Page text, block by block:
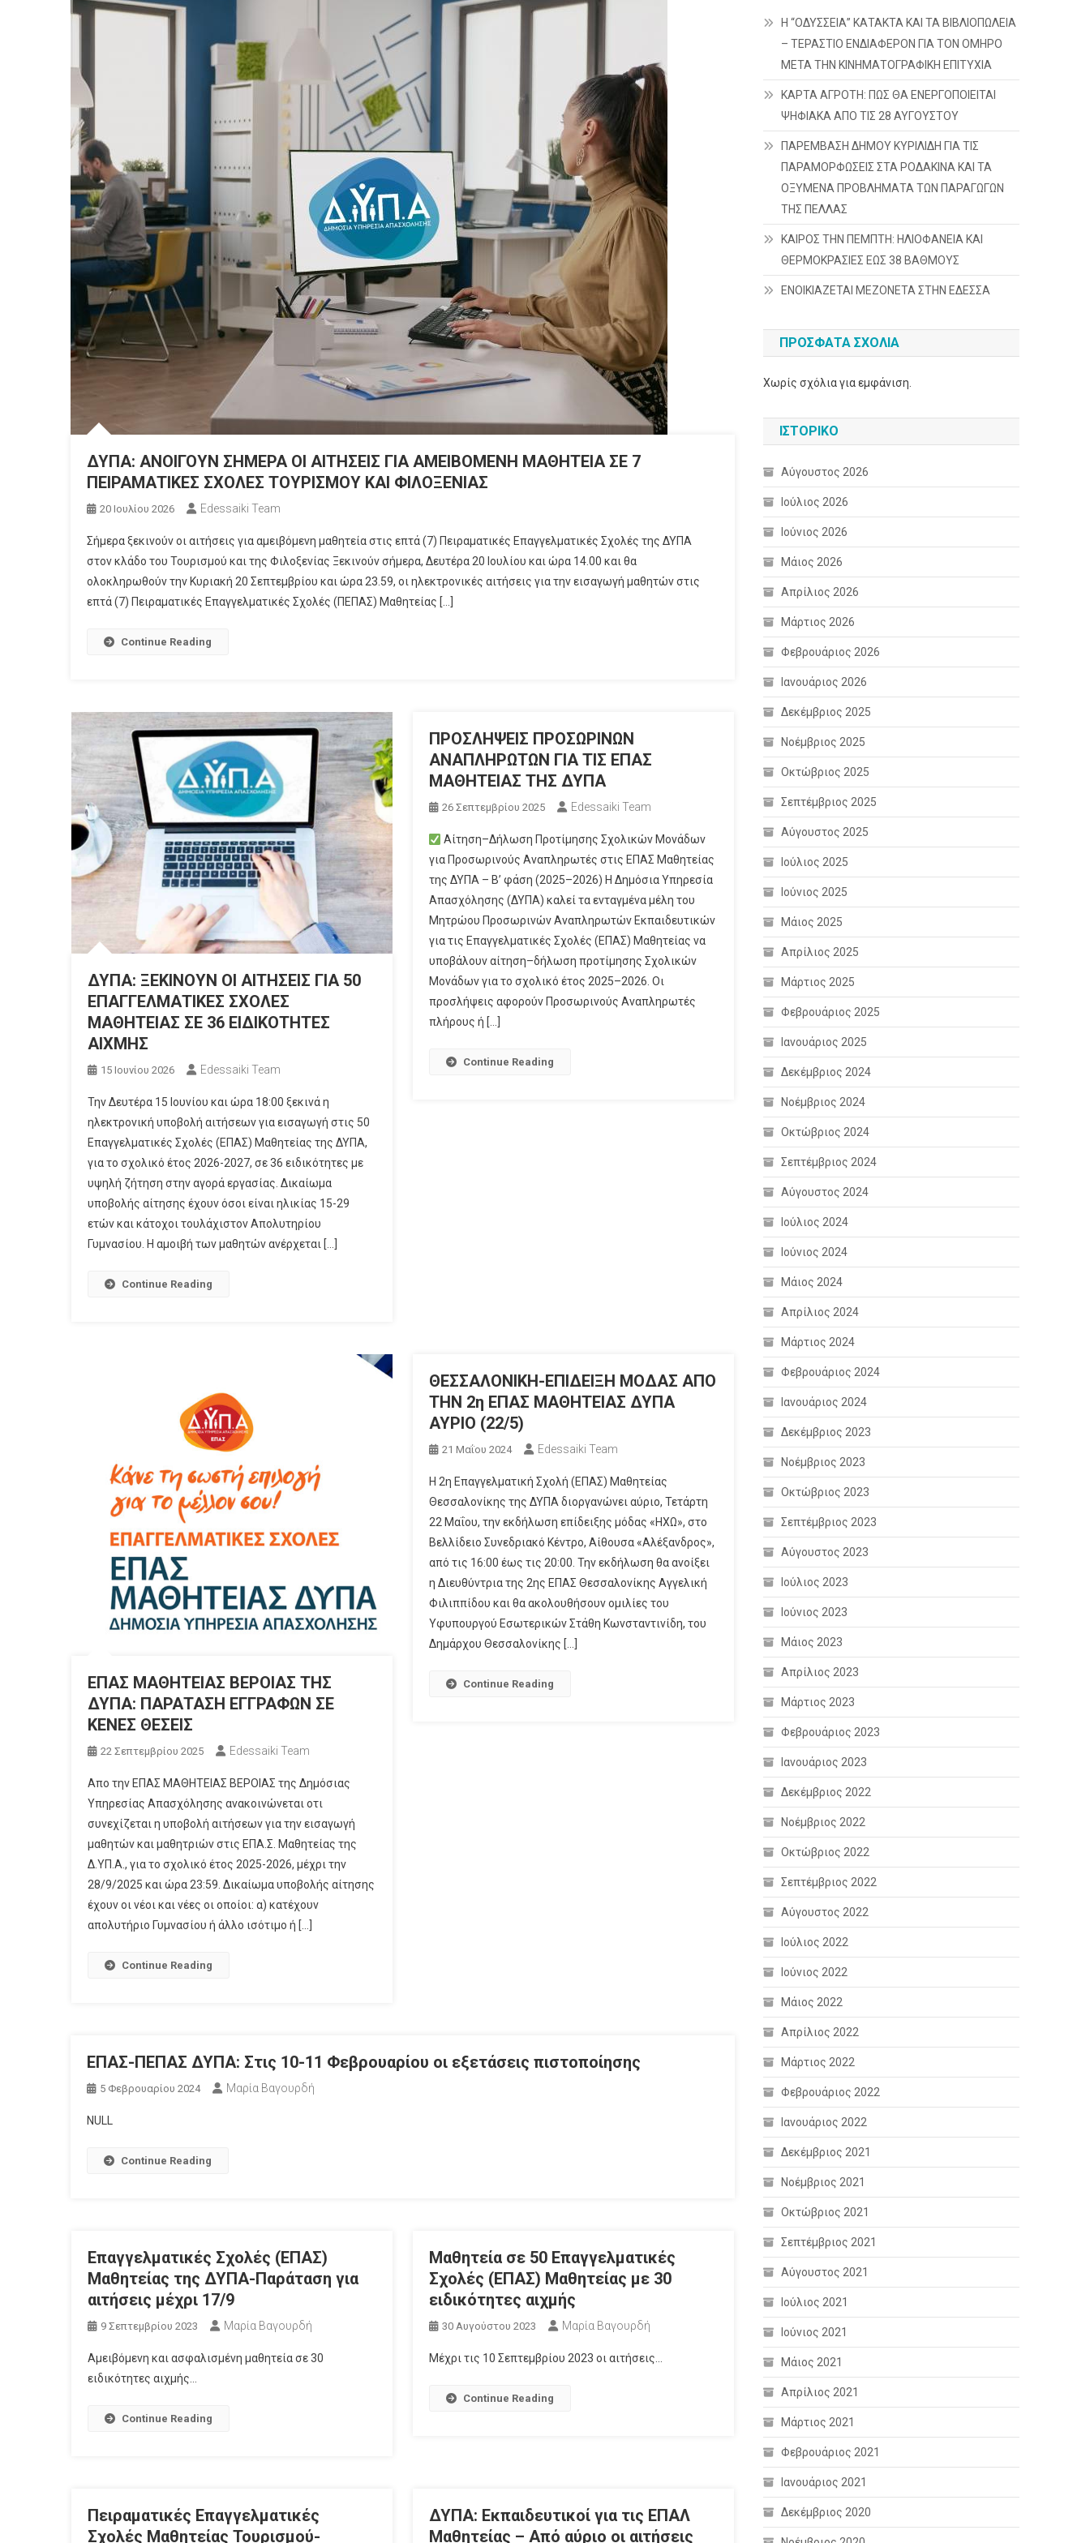
ΔΥΠΑ: ΑΝΟΙΓΟΥΝ ΣΗΜΕΡΑ ΟΙ ΑΙΤΗΣΕΙΣ ΓΙΑ ΑΜΕΙΒΟΜΕΝΗ ΜΑΘΗΤΕΙΑ ΣΕ 7
ΠΕΙΡΑΜΑΤΙΚΕΣ ΣΧΟΛΕΣ ΤΟΥΡΙΣΜΟΥ ΚΑΙ ΦΙΛΟΞΕΝΙΑΣ
20 Ιουλίου 2026 Edessaiki Team
Σήμερα ξεκινούν οι αιτήσεις για αμειβόμενη μαθητεία στις επτά (7) Πειραματικές Επαγγελματικές Σχολές της ΔΥΠΑ
στον κλάδο του Τουρισμού και της Φιλοξενίας Ξεκινούν σήμερα, Δευτέρα 20 Ιουλίου και ώρα 14.00 και θα
ολοκληρωθούν την Κυριακή 20 Σεπτεμβρίου και ώρα 23.59, οι ηλεκτρονικές αιτήσεις για την εισαγωγή μαθητών στις
επτά (7) Πειραματικές Επαγγελματικές Σχολές (ΠΕΠΑΣ) Μαθητείας […]
Continue Reading
ΔΥΠΑ: ΞΕΚΙΝΟΥΝ ΟΙ ΑΙΤΗΣΕΙΣ ΓΙΑ 50
ΕΠΑΓΓΕΛΜΑΤΙΚΕΣ ΣΧΟΛΕΣ
ΜΑΘΗΤΕΙΑΣ ΣΕ 36 ΕΙΔΙΚΟΤΗΤΕΣ
ΑΙΧΜΗΣ
15 Ιουνίου 2026 Edessaiki Team
Την Δευτέρα 15 Ιουνίου και ώρα 18:00 ξεκινά η
ηλεκτρονική υποβολή αιτήσεων για εισαγωγή στις 50
Επαγγελματικές Σχολές (ΕΠΑΣ) Μαθητείας της ΔΥΠΑ,
για το σχολικό έτος 2026-2027, σε 36 ειδικότητες με
υψηλή ζήτηση στην αγορά εργασίας. Δικαίωμα
υποβολής αίτησης έχουν όσοι είναι ηλικίας 15-29
ετών και κάτοχοι τουλάχιστον Απολυτηρίου
Γυμνασίου. Η αμοιβή των μαθητών ανέρχεται […]
Continue Reading
ΠΡΟΣΛΗΨΕΙΣ ΠΡΟΣΩΡΙΝΩΝ
ΑΝΑΠΛΗΡΩΤΩΝ ΓΙΑ ΤΙΣ ΕΠΑΣ
ΜΑΘΗΤΕΙΑΣ ΤΗΣ ΔΥΠΑ
26 Σεπτεμβρίου 2025 Edessaiki Team
Αίτηση–Δήλωση Προτίμησης Σχολικών Μονάδων
για Προσωρινούς Αναπληρωτές στις ΕΠΑΣ Μαθητείας
της ΔΥΠΑ – Β’ φάση (2025–2026) Η Δημόσια Υπηρεσία
Απασχόλησης (ΔΥΠΑ) καλεί τα ενταγμένα μέλη του
Μητρώου Προσωρινών Αναπληρωτών Εκπαιδευτικών
για τις Επαγγελματικές Σχολές (ΕΠΑΣ) Μαθητείας να
υποβάλουν αίτηση–δήλωση προτίμησης Σχολικών
Μονάδων για το σχολικό έτος 2025–2026. Οι
προσλήψεις αφορούν Προσωρινούς Αναπληρωτές
πλήρους ή […]
Continue Reading
ΕΠΑΣ ΜΑΘΗΤΕΙΑΣ ΒΕΡΟΙΑΣ ΤΗΣ
ΔΥΠΑ: ΠΑΡΑΤΑΣΗ ΕΓΓΡΑΦΩΝ ΣΕ
ΚΕΝΕΣ ΘΕΣΕΙΣ
22 Σεπτεμβρίου 2025 Edessaiki Team
Απο την ΕΠΑΣ ΜΑΘΗΤΕΙΑΣ ΒΕΡΟΙΑΣ της Δημόσιας
Υπηρεσίας Απασχόλησης ανακοινώνεται οτι
συνεχίζεται η υποβολή αιτήσεων για την εισαγωγή
μαθητών και μαθητριών στις ΕΠΑ.Σ. Μαθητείας της
Δ.ΥΠ.Α., για το σχολικό έτος 2025-2026, μέχρι την
28/9/2025 και ώρα 23:59. Δικαίωμα υποβολής αίτησης
έχουν οι νέοι και νέες οι οποίοι: α) κατέχουν
απολυτήριο Γυμνασίου ή άλλο ισότιμο ή […]
Continue Reading
ΘΕΣΣΑΛΟΝΙΚΗ-ΕΠΙΔΕΙΞΗ ΜΟΔΑΣ ΑΠΟ
ΤΗΝ 2η ΕΠΑΣ ΜΑΘΗΤΕΙΑΣ ΔΥΠΑ
ΑΥΡΙΟ (22/5)
21 Μαΐου 2024 Edessaiki Team
Η 2η Επαγγελματική Σχολή (ΕΠΑΣ) Μαθητείας
Θεσσαλονίκης της ΔΥΠΑ διοργανώνει αύριο, Τετάρτη
22 Μαΐου, την εκδήλωση επίδειξης μόδας «ΗΧΩ», στο
Βελλίδειο Συνεδριακό Κέντρο, Αίθουσα «Αλέξανδρος»,
από τις 16:00 έως τις 20:00. Την εκδήλωση θα ανοίξει
η Διευθύντρια της 2ης ΕΠΑΣ Θεσσαλονίκης Αγγελική
Φιλιππίδου και θα ακολουθήσουν ομιλίες του
Υφυπουργού Εσωτερικών Στάθη Κωνσταντινίδη, του
Δημάρχου Θεσσαλονίκης […]
Continue Reading
ΕΠΑΣ-ΠΕΠΑΣ ΔΥΠΑ: Στις 10-11 Φεβρουαρίου οι εξετάσεις πιστοποίησης
5 Φεβρουαρίου 2024 Μαρία Βαγουρδή
NULL
Continue Reading
Επαγγελματικές Σχολές (ΕΠΑΣ)
Μαθητείας της ΔΥΠΑ-Παράταση για
αιτήσεις μέχρι 17/9
9 Σεπτεμβρίου 2023 Μαρία Βαγουρδή
Αμειβόμενη και ασφαλισμένη μαθητεία σε 30
ειδικότητες αιχμής…
Continue Reading
Μαθητεία σε 50 Επαγγελματικές
Σχολές (ΕΠΑΣ) Μαθητείας με 30
ειδικότητες αιχμής
30 Αυγούστου 2023 Μαρία Βαγουρδή
Μέχρι τις 10 Σεπτεμβρίου 2023 οι αιτήσεις…
Continue Reading
Πειραματικές Επαγγελματικές
Σχολές Μαθητείας Τουρισμού-
ΔΥΠΑ: Εκπαιδευτικοί για τις ΕΠΑΛ
Μαθητείας – Από αύριο οι αιτήσεις
Η “ΟΔΥΣΣΕΙΑ” ΚΑΤΑΚΤΑ ΚΑΙ ΤΑ ΒΙΒΛΙΟΠΩΛΕΙΑ
– ΤΕΡΑΣΤΙΟ ΕΝΔΙΑΦΕΡΟΝ ΓΙΑ ΤΟΝ ΟΜΗΡΟ
ΜΕΤΑ ΤΗΝ ΚΙΝΗΜΑΤΟΓΡΑΦΙΚΗ ΕΠΙΤΥΧΙΑ
ΚΑΡΤΑ ΑΓΡΟΤΗ: ΠΩΣ ΘΑ ΕΝΕΡΓΟΠΟΙΕΙΤΑΙ
ΨΗΦΙΑΚΑ ΑΠΟ ΤΙΣ 28 ΑΥΓΟΥΣΤΟΥ
ΠΑΡΕΜΒΑΣΗ ΔΗΜΟΥ ΚΥΡΙΛΙΔΗ ΓΙΑ ΤΙΣ
ΠΑΡΑΜΟΡΦΩΣΕΙΣ ΣΤΑ ΡΟΔΑΚΙΝΑ ΚΑΙ ΤΑ
ΟΞΥΜΕΝΑ ΠΡΟΒΛΗΜΑΤΑ ΤΩΝ ΠΑΡΑΓΩΓΩΝ
ΤΗΣ ΠΕΛΛΑΣ
ΚΑΙΡΟΣ ΤΗΝ ΠΕΜΠΤΗ: ΗΛΙΟΦΑΝΕΙΑ ΚΑΙ
ΘΕΡΜΟΚΡΑΣΙΕΣ ΕΩΣ 38 ΒΑΘΜΟΥΣ
ΕΝΟΙΚΙΑΖΕΤΑΙ ΜΕΖΟΝΕΤΑ ΣΤΗΝ ΕΔΕΣΣΑ
ΠΡΌΣΦΑΤΑ ΣΧΌΛΙΑ
Χωρίς σχόλια για εμφάνιση.
ΙΣΤΟΡΙΚΌ
Αύγουστος 2026
Ιούλιος 2026
Ιούνιος 2026
Μάιος 2026
Απρίλιος 2026
Μάρτιος 2026
Φεβρουάριος 2026
Ιανουάριος 2026
Δεκέμβριος 2025
Νοέμβριος 2025
Οκτώβριος 2025
Σεπτέμβριος 2025
Αύγουστος 2025
Ιούλιος 2025
Ιούνιος 2025
Μάιος 2025
Απρίλιος 2025
Μάρτιος 2025
Φεβρουάριος 2025
Ιανουάριος 2025
Δεκέμβριος 2024
Νοέμβριος 2024
Οκτώβριος 2024
Σεπτέμβριος 2024
Αύγουστος 2024
Ιούλιος 2024
Ιούνιος 2024
Μάιος 2024
Απρίλιος 2024
Μάρτιος 2024
Φεβρουάριος 2024
Ιανουάριος 2024
Δεκέμβριος 2023
Νοέμβριος 2023
Οκτώβριος 2023
Σεπτέμβριος 2023
Αύγουστος 2023
Ιούλιος 2023
Ιούνιος 2023
Μάιος 2023
Απρίλιος 2023
Μάρτιος 2023
Φεβρουάριος 2023
Ιανουάριος 2023
Δεκέμβριος 2022
Νοέμβριος 2022
Οκτώβριος 2022
Σεπτέμβριος 2022
Αύγουστος 2022
Ιούλιος 2022
Ιούνιος 2022
Μάιος 2022
Απρίλιος 2022
Μάρτιος 2022
Φεβρουάριος 2022
Ιανουάριος 2022
Δεκέμβριος 2021
Νοέμβριος 2021
Οκτώβριος 2021
Σεπτέμβριος 2021
Αύγουστος 2021
Ιούλιος 2021
Ιούνιος 2021
Μάιος 2021
Απρίλιος 2021
Μάρτιος 2021
Φεβρουάριος 2021
Ιανουάριος 2021
Δεκέμβριος 2020